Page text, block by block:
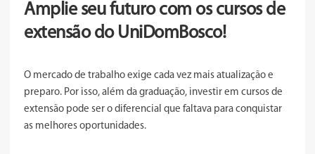
Amplie seu futuro com os cursos de
extensão do UniDomBosco!
O mercado de trabalho exige cada vez mais atualização e
preparo. Por isso, além da graduação, investir em cursos de
extensão pode ser o diferencial que faltava para conquistar
as melhores oportunidades.